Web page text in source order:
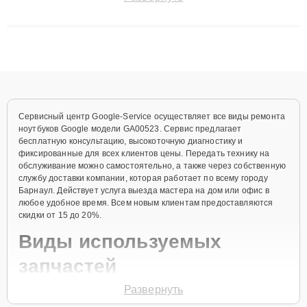
Сервисный центр Google-Service осуществляет все виды ремонта
ноутбуков Google модели GA00523. Сервис предлагает
бесплатную консультацию, высокоточную диагностику и
фиксированные для всех клиентов цены. Передать технику на
обслуживание можно самостоятельно, а также через собственную
службу доставки компании, которая работает по всему городу
Барнаул. Действует услуга выезда мастера на дом или офис в
любое удобное время. Всем новым клиентам предоставляются
скидки от 15 до 20%.
Виды используемых
запчастей
Для ремонта ноутбука модели GA00523 предлагаются как
Развернуть